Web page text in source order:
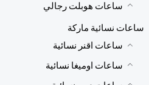
ساعات هوبلت رجالي
ساعات نسائية ماركة
ساعات اقنر نسائية
ساعات اوميغا نسائية